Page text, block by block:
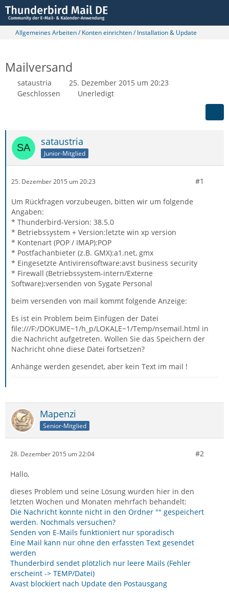
Allgemeines Arbeiten / Konten einrichten / Installation & Update
Mailversand
sataustria
25. Dezember 2015 um 20:23
Geschlossen
Unerledigt
sataustria
Junior-Mitglied
25. Dezember 2015 um 20:23 #1
Um Rückfragen vorzubeugen, bitten wir um folgende
Angaben:
* Thunderbird-Version: 38.5.0
* Betriebssystem + Version:letzte win xp version
* Kontenart (POP / IMAP):POP
* Postfachanbieter (z.B. GMX):a1.net, gmx
* Eingesetzte Antivirensoftware:avst business security
* Firewall (Betriebssystem-intern/Externe
Software):versenden von Sygate Personal
beim versenden von mail kommt folgende Anzeige:
Es ist ein Problem beim Einfügen der Datei
file:///F:/DOKUME~1/h_p/LOKALE~1/Temp/nsemail.html in
die Nachricht aufgetreten. Wollen Sie das Speichern der
Nachricht ohne diese Datei fortsetzen?
Anhänge werden gesendet, aber kein Text im mail !
Mapenzi
Senior-Mitglied
28. Dezember 2015 um 22:04 #2
Hallo,
dieses Problem und seine Lösung wurden hier in den
letzten Wochen und Monaten mehrfach behandelt:
Die Nachricht konnte nicht in den Ordner "" gespeichert
werden. Nochmals versuchen?
Senden von E-Mails funktioniert nur sporadisch
Eine Mail kann nur ohne den erfassten Text gesendet
werden
Thunderbird sendet plötzlich nur leere Mails (Fehler
erscheint -> TEMP/Datei)
Avast blockiert nach Update den Postausgang